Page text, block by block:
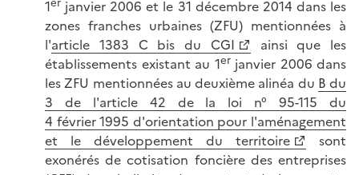
1
janvier 2006 et le 31 décembre 2014 dans les
zones franches urbaines (ZFU) mentionnées à
l'article 1383 C bis du CGI
ainsi que les
établissements existant au 1er janvier 2006 dans
les ZFU mentionnées au deuxième alinéa du B du
3 de l'article 42 de la loi n° 95-115 du
4 février 1995 d'orientation pour l'aménagement
et le développement du territoire
sont
exonérés de cotisation foncière des entreprises